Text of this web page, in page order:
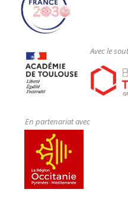
Avec le
En partenariat avec